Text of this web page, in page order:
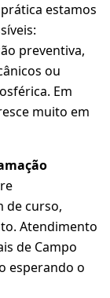
estamos
preventiva,
ou
Em
muito em
de curso,
Atendimento
de Campo
esperando o